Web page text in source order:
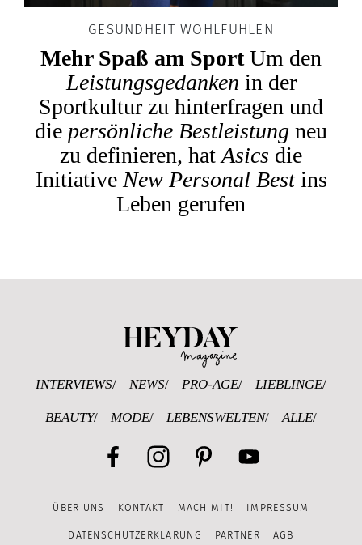
GESUNDHEIT WOHLFÜHLEN
Mehr Spaß am SportUm den
Leistungsgedanken in der
Sportkultur zu hinterfragen und
die persönliche Bestleistung neu
zu definieren, hat Asics die
Initiative New Personal Bestins
Leben gerufen
INTERVIEWS NEWS PRO-AGE LIEBLINGE
BEAUTY MODE LEBENSWELTEN ALLE
Channel
ÜBER UNS KONTAKT MACH MIT! IMPRESSUM
DATENSCHUTZERKLÄRUNG PARTNER AGB